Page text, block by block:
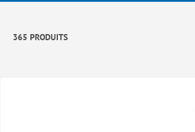
365 PRODUITS